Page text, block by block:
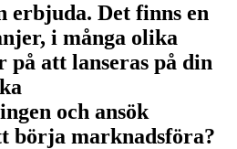
erbjuda. Det finns en
i många olika
på att lanseras på din
och ansök
börja marknadsföra?